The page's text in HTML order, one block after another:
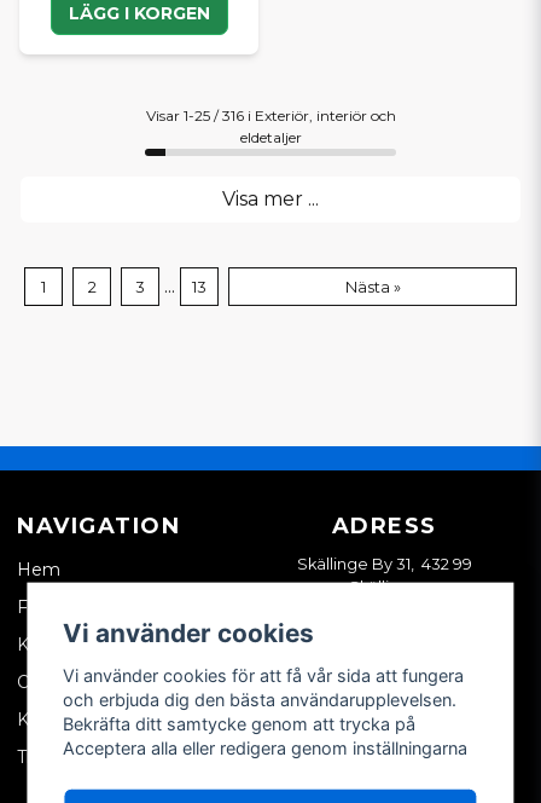
LÄGG I KORGEN
Visar 1-25 / 316 i Exteriör, interiör och
eldetaljer
Visa mer ...
1 2 3 ... 13 Nästa »
NAVIGATION
Hem
Företagskund
Kontakta oss
Om oss
Köpvillkor
Tips & trix
ADRESS
Skällinge By 31, 432 99
Skällinge
Vi använder cookies
Vi använder cookies för att få vår sida att fungera
och erbjuda dig den bästa användarupplevelsen.
Bekräfta ditt samtycke genom att trycka på
Acceptera alla eller redigera genom inställningarna